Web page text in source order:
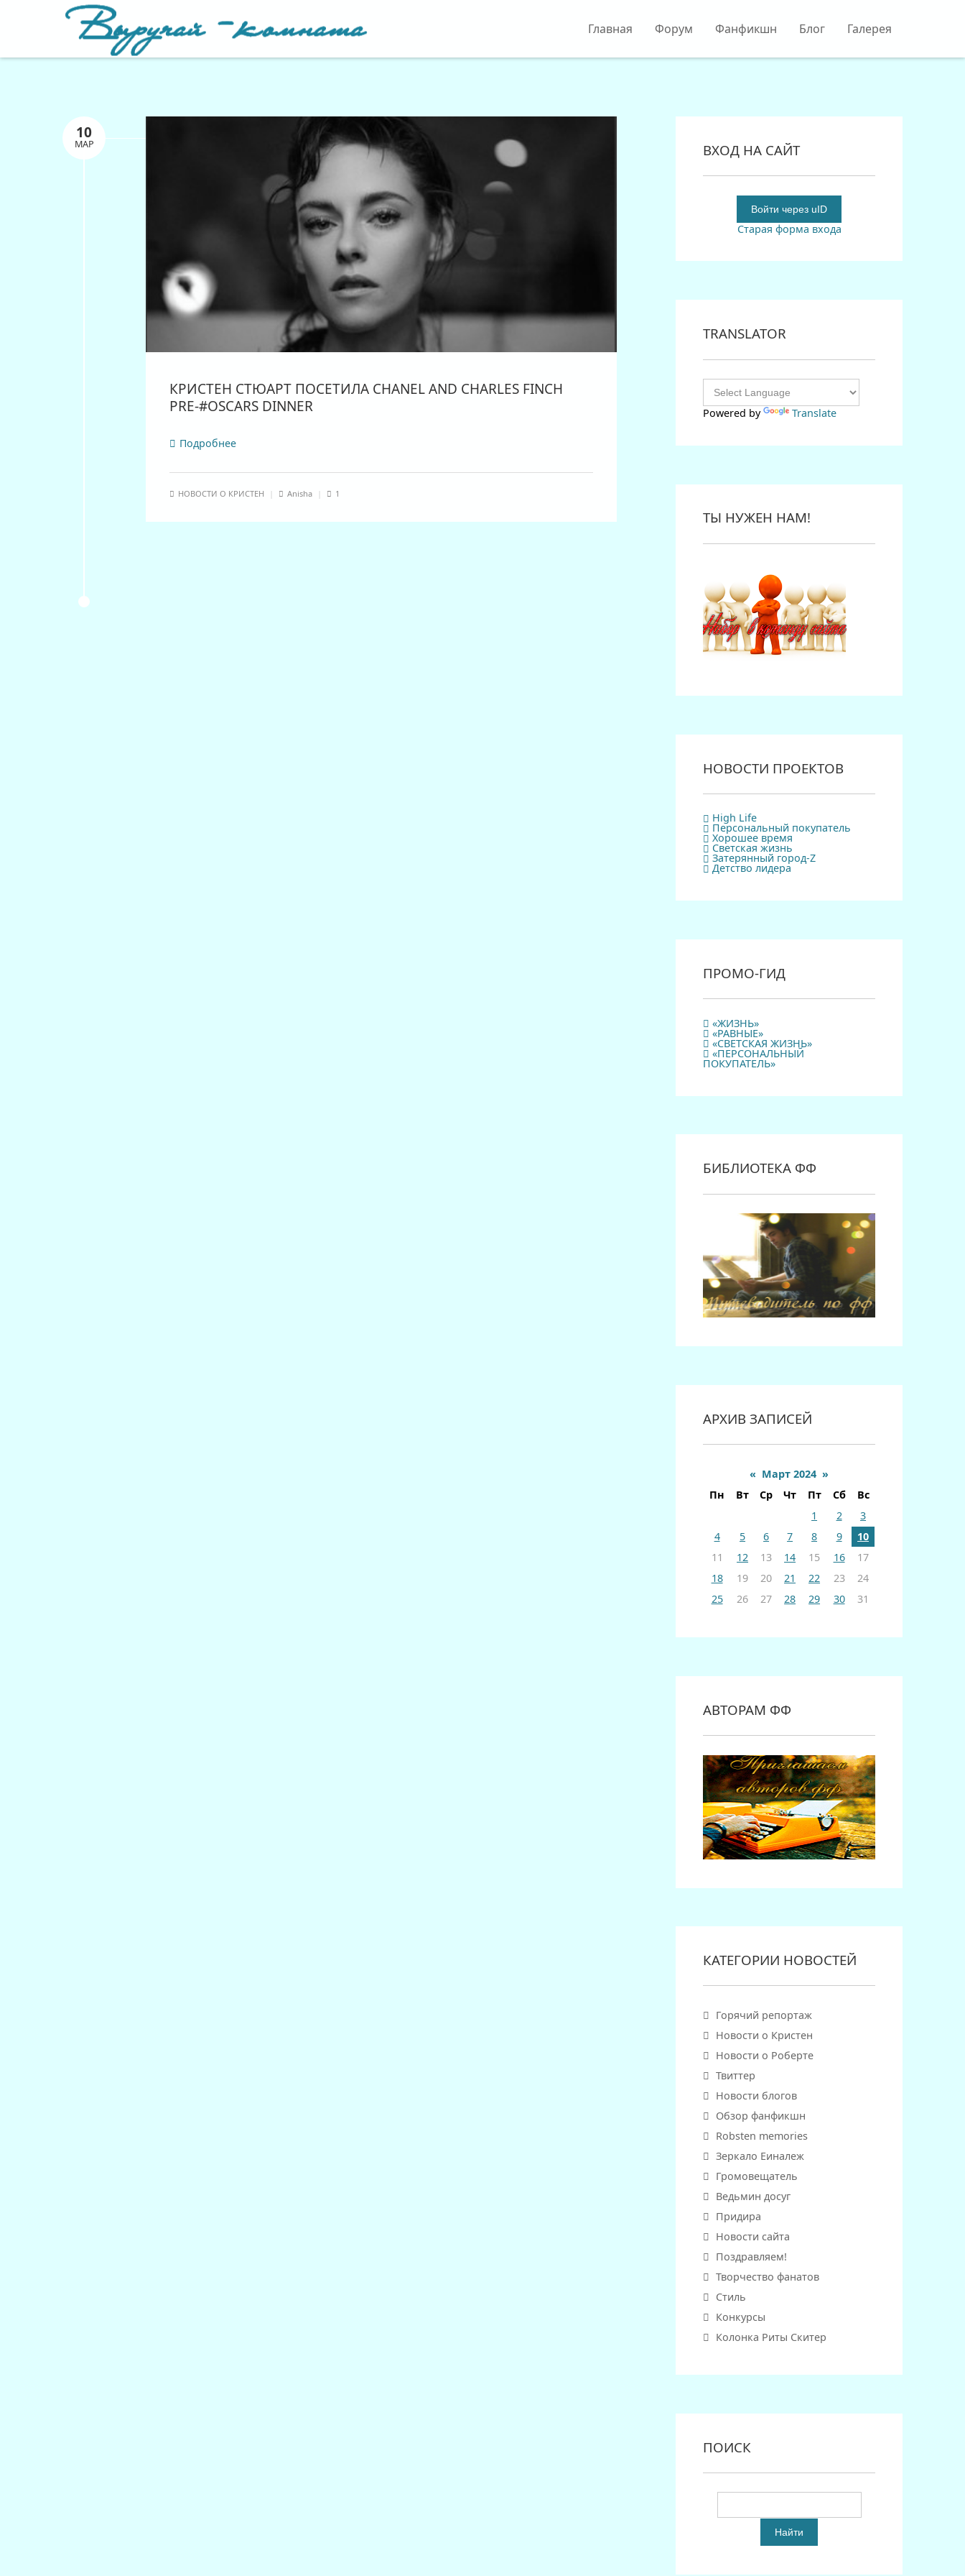
Главная Форум Фанфикшн Блог Галерея
10
МАР
КРИСТЕН СТЮАРТ ПОСЕТИЛА CHANEL AND CHARLES FINCH
PRE-#OSCARS DINNER
Подробнее
НОВОСТИ О КРИСТЕН Anisha 1
ВХОД НА САЙТ
Войти через uID
Старая форма входа
TRANSLATOR
Powered by Translate
ТЫ НУЖЕН НАМ!
НОВОСТИ ПРОЕКТОВ
High Life
Персональный покупатель
Хорошее время
Светская жизнь
Затерянный город-Z
Детство лидера
ПРОМО-ГИД
«ЖИЗНЬ»
«РАВНЫЕ»
«СВЕТСКАЯ ЖИЗНЬ»
«ПЕРСОНАЛЬНЫЙ
ПОКУПАТЕЛЬ»
БИБЛИОТЕКА ФФ
АРХИВ ЗАПИСЕЙ
« Март 2024 »
Пн
Вт Ср Чт Пт Сб
Вс
1
2
3
4
5 6 7 8 9
10
11
12 13 14 15 16
17
18
19 20 21 22 23
24
25
26 27 28 29 30 31
АВТОРАМ ФФ
КАТЕГОРИИ НОВОСТЕЙ
Горячий репортаж
Новости о Кристен
Новости о Роберте
Твиттер
Новости блогов
Обзор фанфикшн
Robsten memories
Зеркало Еиналеж
Громовещатель
Ведьмин досуг
Придира
Новости сайта
Поздравляем!
Творчество фанатов
Стиль
Конкурсы
Колонка Риты Скитер
ПОИСК